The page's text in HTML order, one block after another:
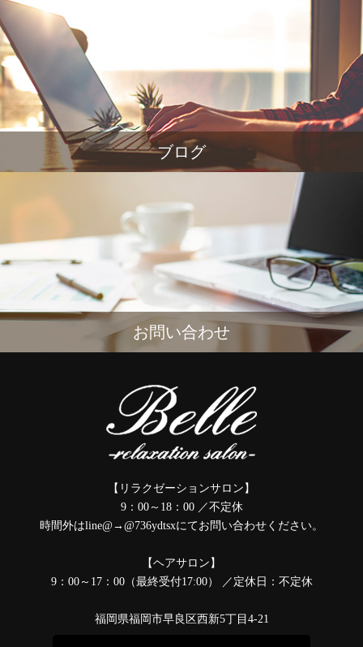
ブログ
お問い合わせ
【リラクゼーションサロン】
9：00～18：00 ／不定休
時間外はline@→@736ydtsxにてお問い合わせください。
【ヘアサロン】
9：00～17：00（最終受付17:00） ／定休日：不定休
福岡県福岡市早良区西新5丁目4-21